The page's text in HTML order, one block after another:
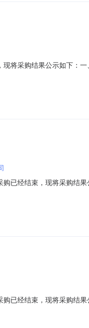
将采购结果公示如下：
址:安化县梅城镇道观村采
已经结束，现将采购结
精神病防治院采购单位
已经结束，现将采购结
精神病防治院采购单位